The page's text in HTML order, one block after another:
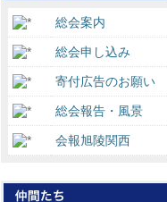
総会案内
総会申し込み
寄付広告のお願い
総会報告・風景
会報旭陵関西